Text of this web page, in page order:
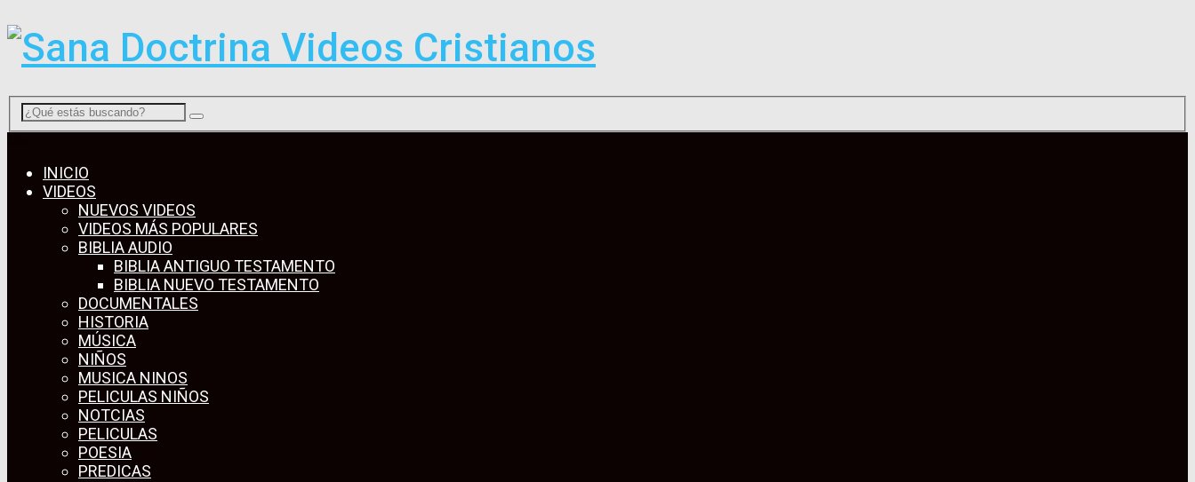
INICIO
VIDEOS
NUEVOS VIDEOS
VIDEOS MÁS POPULARES
BIBLIA AUDIO
BIBLIA ANTIGUO TESTAMENTO
BIBLIA NUEVO TESTAMENTO
DOCUMENTALES
HISTORIA
MÚSICA
NIÑOS
MUSICA NINOS
PELICULAS NIÑOS
NOTCIAS
PELICULAS
POESIA
PREDICAS